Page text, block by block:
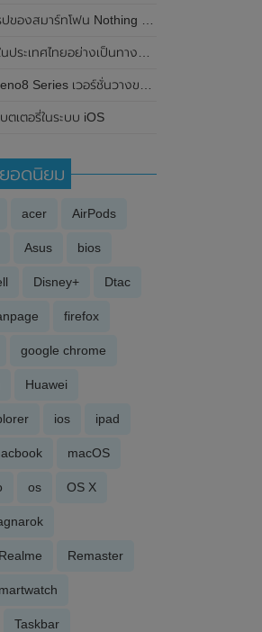
Phone (2) ก่อนเปิดตัว 11 กรกฎาคม 2023 นี้
เป็นทางการแล้ว ในราคาเพียง 5,990 บาท
วโลกในประเทศอินเดีย เตรียมเปิดตัวในไทยเร็วๆนี้
เตอรี่ในระบบ iOS
อดนิยม
acer AirPods
Asus bios
Disney+ Dtac
firefox
google chrome
Huawei
ios ipad
macOS
os OS X
Realme Remaster
Taskbar